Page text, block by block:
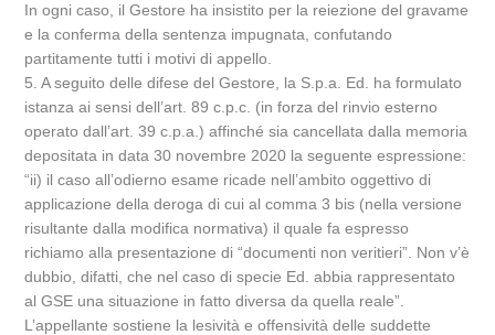
In ogni caso, il Gestore ha insistito per la reiezione del gravame
e la conferma della sentenza impugnata, confutando
partitamente tutti i motivi di appello.
5. A seguito delle difese del Gestore, la S.p.a. Ed. ha formulato
istanza ai sensi dell’art. 89 c.p.c. (in forza del rinvio esterno
operato dall’art. 39 c.p.a.) affinché sia cancellata dalla memoria
depositata in data 30 novembre 2020 la seguente espressione:
“ii) il caso all’odierno esame ricade nell’ambito oggettivo di
applicazione della deroga di cui al comma 3 bis (nella versione
risultante dalla modifica normativa) il quale fa espresso
richiamo alla presentazione di “documenti non veritieri”. Non v’è
dubbio, difatti, che nel caso di specie Ed. abbia rappresentato
al GSE una situazione in fatto diversa da quella reale”.
L’appellante sostiene la lesività e offensività delle suddette